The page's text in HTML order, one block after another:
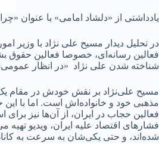
یادداشتی از «دلشاد امامی» با عنوان
در تحلیل دیدار مسیح علی نژاد با وزیر
فعالین رسانه‌ای، خصوصا فعالین حقوق
شناخته شدن علی نژاد «در انظار
مسیح علی‌نژاد بر نقش خودش در مقام
مذهبی خود و خانواده‌‌‌اش است. اما با
فعالین حجاب در ایران، از آن‌ها نیز
فشارهای اقتصاد علیه ایران، ویدیو
شده‌اند، و حتی یکی‌شان به سرعت به